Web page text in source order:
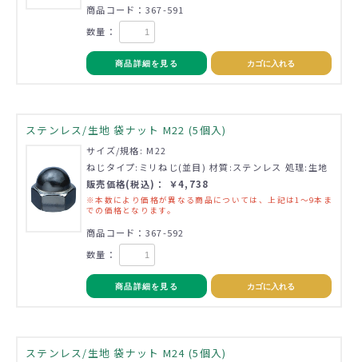
商品コード：367-591
数量：
商品詳細を見る カゴに入れる
ステンレス/生地 袋ナット M22 (5個入)
サイズ/規格: M22
ねじタイプ:ミリねじ(並目) 材質:ステンレス 処理:生地
販売価格(税込)： ￥4,738
※本数により価格が異なる商品については、上記は1～9本ま
での価格となります。
商品コード：367-592
数量：
商品詳細を見る カゴに入れる
ステンレス/生地 袋ナット M24 (5個入)